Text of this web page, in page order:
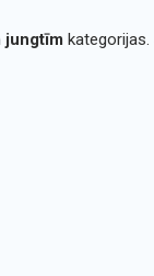
jungtīm